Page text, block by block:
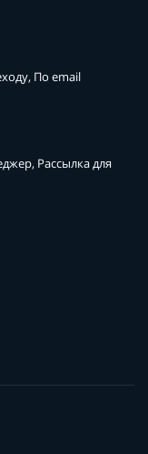
По email
Рассылка для